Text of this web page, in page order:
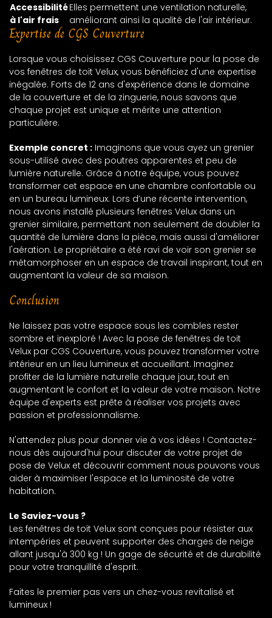
Accessibilité
à l'air frais
Elles permettent une ventilation naturelle,
améliorant ainsi la qualité de l'air intérieur.
Expertise de CGS Couverture
Lorsque vous choisissez CGS Couverture pour la pose de
vos fenêtres de toit Velux, vous bénéficiez d'une expertise
inégalée. Forts de 12 ans d'expérience dans le domaine
de la couverture et de la zinguerie, nous savons que
chaque projet est unique et mérite une attention
particulière.
Exemple concret : Imaginons que vous ayez un grenier
sous-utilisé avec des poutres apparentes et peu de
lumière naturelle. Grâce à notre équipe, vous pouvez
transformer cet espace en une chambre confortable ou
en un bureau lumineux. Lors d’une récente intervention,
nous avons installé plusieurs fenêtres Velux dans un
grenier similaire, permettant non seulement de doubler la
quantité de lumière dans la pièce, mais aussi d'améliorer
l'aération. Le propriétaire a été ravi de voir son grenier se
métamorphoser en un espace de travail inspirant, tout en
augmentant la valeur de sa maison.
Conclusion
Ne laissez pas votre espace sous les combles rester
sombre et inexploré ! Avec la pose de fenêtres de toit
Velux par CGS Couverture, vous pouvez transformer votre
intérieur en un lieu lumineux et accueillant. Imaginez
profiter de la lumière naturelle chaque jour, tout en
augmentant le confort et la valeur de votre maison. Notre
équipe d'experts est prête à réaliser vos projets avec
passion et professionnalisme.
N'attendez plus pour donner vie à vos idées ! Contactez-
nous dès aujourd'hui pour discuter de votre projet de
pose de Velux et découvrir comment nous pouvons vous
aider à maximiser l'espace et la luminosité de votre
habitation.
Le Saviez-vous ?
Les fenêtres de toit Velux sont conçues pour résister aux
intempéries et peuvent supporter des charges de neige
allant jusqu'à 300 kg ! Un gage de sécurité et de durabilité
pour votre tranquillité d'esprit.
Faites le premier pas vers un chez-vous revitalisé et
lumineux !